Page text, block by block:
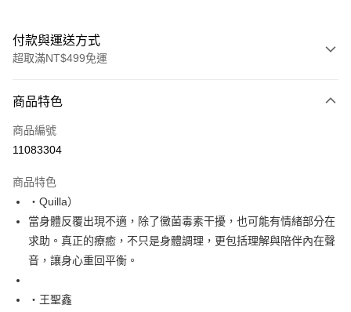
付款與運送方式
超取滿NT$499免運
信用卡一次付款
運送方式
付款後全家取貨
每筆NT$60，滿NT$499(含以上)免運費
付款後7-11取貨
每筆NT$60，滿NT$499(含以上)免運費
每筆NT$100，滿NT$499(含以上)免運費
商品特色
商品編號
11083304
商品特色
‧Quilla）
當身體反覆出現不適，除了黴菌毒素干擾，也可能有情緒部分在
求助。真正的療癒，不只是身體調理，更包括理解與陪伴內在聲
音，讓身心重回平衡。
‧王聖鑫